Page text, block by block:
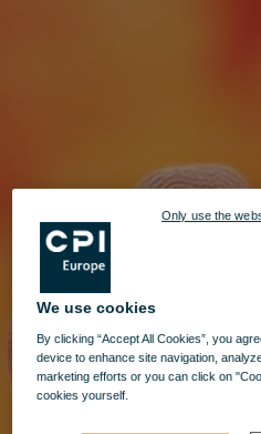
We use cookies
By clicking “Accept All Cookies”, you
device to enhance site navigation,
marketing efforts or you can click on
cookies yourself.
Only use the